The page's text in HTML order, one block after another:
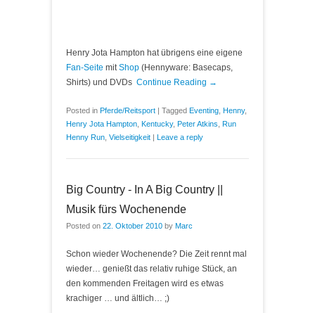
Henry Jota Hampton hat übrigens eine eigene
Fan-Seite mitShop (Hennyware: Basecaps,
Shirts) und DVDs Continue Reading →
Posted in Pferde/Reitsport | Tagged Eventing Henny,
Henry Jota Hampton Kentucky, Peter Atkins Run
Henny Run Vielseitigkeit | Leave a reply
Big Country - In A Big Country ||
Musik fürs Wochenende
Posted on 22. Oktober 2010 by Marc
Schon wieder Wochenende? Die Zeit rennt mal
wieder… genießt das relativ ruhige Stück, an
den kommenden Freitagen wird es etwas
krachiger … und ältlich… ;)